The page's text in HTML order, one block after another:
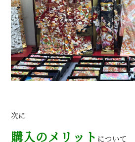
次に
購入のメリット について